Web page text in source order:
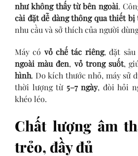
như không thấy từ bên ngoài.
cài đặt dễ dàng thông qua thiết
nhu cầu và sở thích của người
Máy có vỏ chế tác riêng, đặt
ngoài màu đen, vỏ trong suốt,
hình. Do kích thước nhỏ, máy sử
thời lượng từ 5–7 ngày, đòi hỏi
khéo léo.
Chất lượng âm
trẻo, đầy đủ